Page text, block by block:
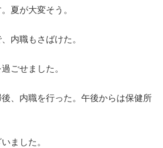
夏が大変そう。
内職もさばけた。
ごせました。
後、内職を行った。午後からは保健所
ました。